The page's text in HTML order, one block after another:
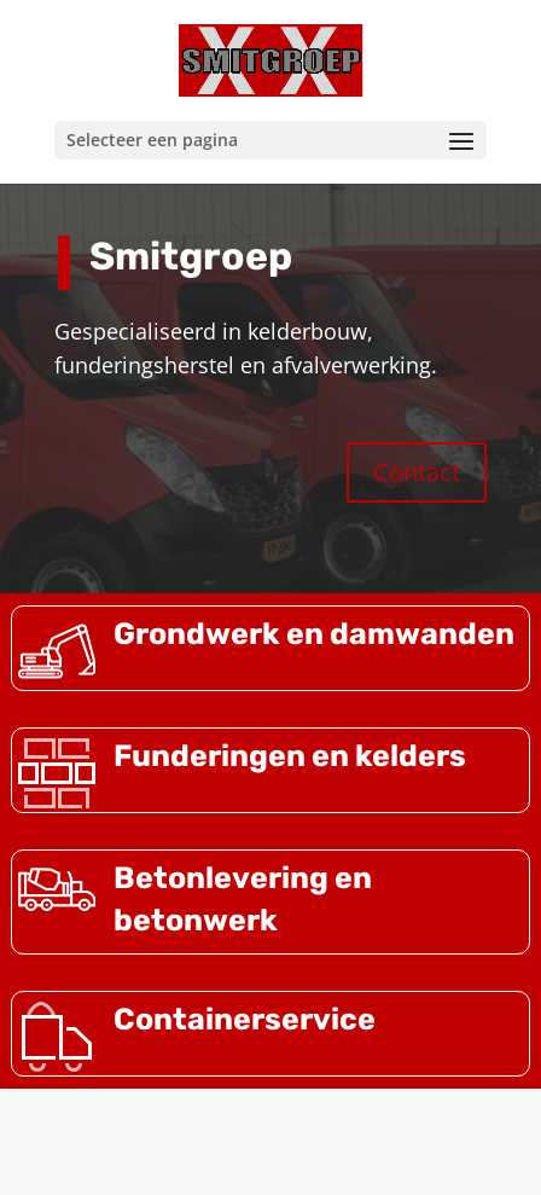
Selecteer een pagina
Smitgroep
Gespecialiseerd in kelderbouw,
funderingsherstel en afvalverwerking.
Contact
Grondwerk en damwanden
Funderingen en kelders
Betonlevering en
betonwerk
Containerservice